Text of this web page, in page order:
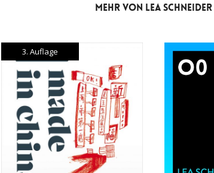
MEHR VON LEA SCHNEIDER
3. Auflage